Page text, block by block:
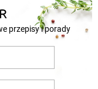
przepisy i porady